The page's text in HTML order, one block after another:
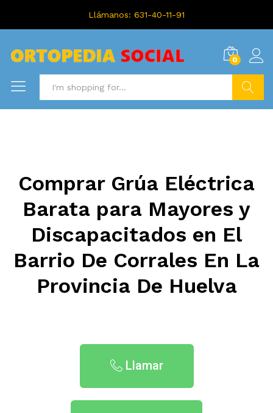
Llámanos: 631-40-11-91
0
Comprar Grúa Eléctrica
Barata para Mayores y
Discapacitados en El
Barrio De Corrales En La
Provincia De Huelva
Llamar